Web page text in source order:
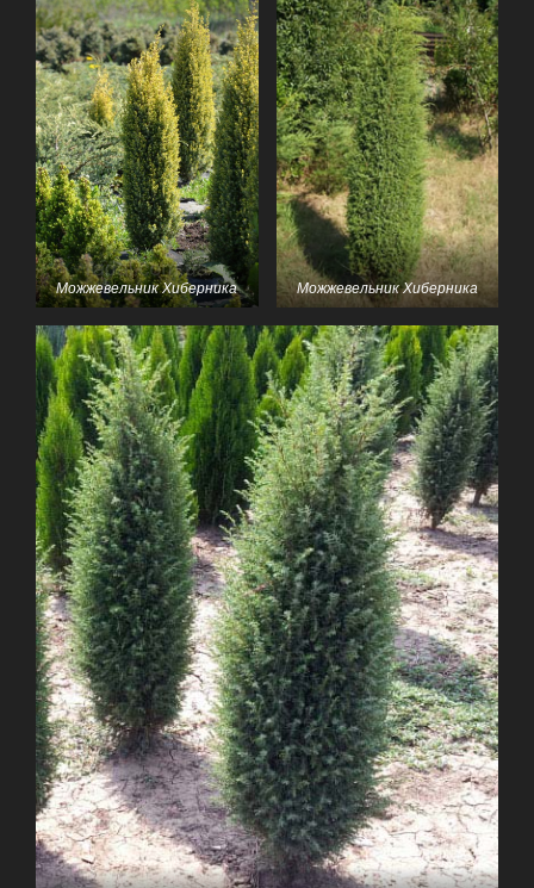
Можжевельник Хиберника Можжевельник Хиберника